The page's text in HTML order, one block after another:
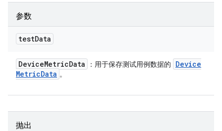
参数
testData
DeviceMetricData ：用于保存测试用例数据的
Device
MetricData 。
抛出